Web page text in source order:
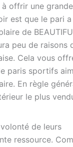
offrir une
est que le pari a
de
peu de raisons
Cela vous
paris sportifs
En règle
le plus
de leurs
ressource.